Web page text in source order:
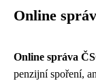
Online
Online správa
penzijní spoření,